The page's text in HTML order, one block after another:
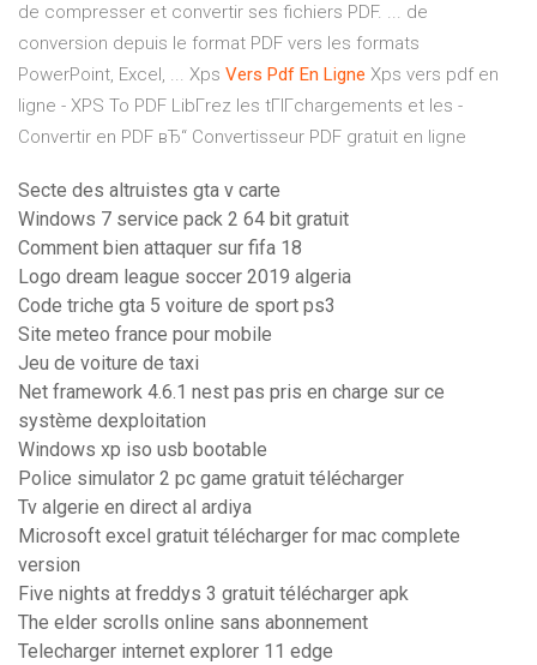
de compresser et convertir ses fichiers PDF. ... de
conversion depuis le format PDF vers les formats
PowerPoint, Excel, ... Xps Vers Pdf En Ligne Xps vers pdf en
ligne - XPS To PDF LibГrez les tГlГchargements et les -
Convertir en PDF вЂ“ Convertisseur PDF gratuit en ligne
Secte des altruistes gta v carte
Windows 7 service pack 2 64 bit gratuit
Comment bien attaquer sur fifa 18
Logo dream league soccer 2019 algeria
Code triche gta 5 voiture de sport ps3
Site meteo france pour mobile
Jeu de voiture de taxi
Net framework 4.6.1 nest pas pris en charge sur ce
système dexploitation
Windows xp iso usb bootable
Police simulator 2 pc game gratuit télécharger
Tv algerie en direct al ardiya
Microsoft excel gratuit télécharger for mac complete
version
Five nights at freddys 3 gratuit télécharger apk
The elder scrolls online sans abonnement
Telecharger internet explorer 11 edge